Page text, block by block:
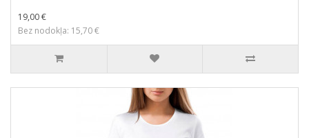
19,00 €
Bez nodokļa: 15,70 €